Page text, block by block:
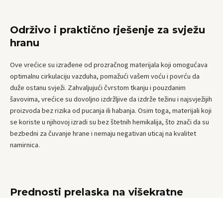
Održivo i praktično rješenje za svježu
hranu
Ove vrećice su izrađene od prozračnog materijala koji omogućava
optimalnu cirkulaciju vazduha, pomažući vašem voću i povrću da
duže ostanu svježi. Zahvaljujući čvrstom tkanju i pouzdanim
šavovima, vrećice su dovoljno izdržljive da izdrže težinu i najsvježijih
proizvoda bez rizika od pucanja ili habanja. Osim toga, materijali koji
se koriste u njihovoj izradi su bez štetnih hemikalija, što znači da su
bezbedni za čuvanje hrane i nemaju negativan uticaj na kvalitet
namirnica.
Prednosti prelaska na višekratne